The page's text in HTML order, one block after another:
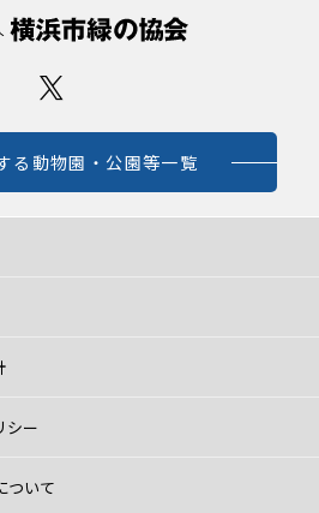
る動物園・公園等一覧
シー
ついて